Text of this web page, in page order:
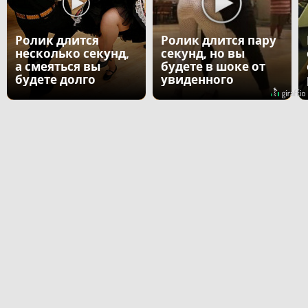
Ролик длится
несколько секунд,
а смеяться вы
будете долго
Ролик длится пару
секунд, но вы
будете в шоке от
увиденного